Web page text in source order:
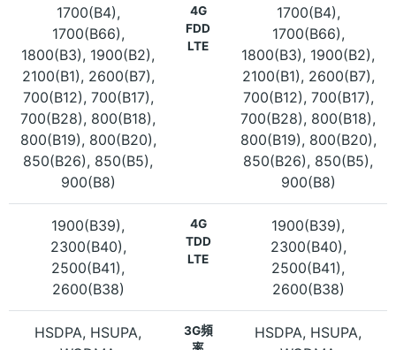
1700(B4),
1700(B66),
1800(B3), 1900(B2),
2100(B1), 2600(B7),
700(B12), 700(B17),
700(B28), 800(B18),
800(B19), 800(B20),
850(B26), 850(B5),
900(B8)
4G
FDD
LTE
1700(B4),
1700(B66),
1800(B3), 1900(B2),
2100(B1), 2600(B7),
700(B12), 700(B17),
700(B28), 800(B18),
800(B19), 800(B20),
850(B26), 850(B5),
900(B8)
1900(B39),
2300(B40),
2500(B41),
2600(B38)
4G
TDD
LTE
1900(B39),
2300(B40),
2500(B41),
2600(B38)
HSDPA, HSUPA,
3G頻
HSDPA, HSUPA,